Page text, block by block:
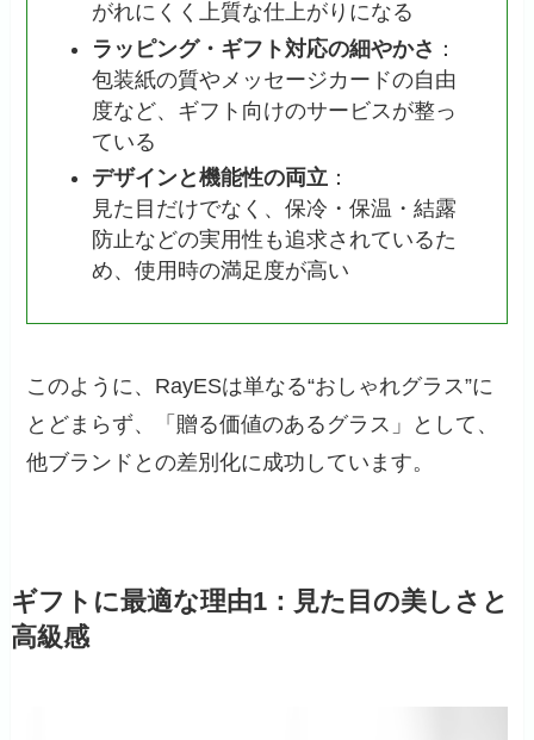
がれにくく上質な仕上がりになる
ラッピング・ギフト対応の細やかさ ：
包装紙の質やメッセージカードの自由
度など、ギフト向けのサービスが整っ
ている
デザインと機能性の両立 ：
見た目だけでなく、保冷・保温・結露
防止などの実用性も追求されているた
め、使用時の満足度が高い
このように、RayESは単なる“おしゃれグラス”に
とどまらず、「贈る価値のあるグラス」として、
他ブランドとの差別化に成功しています。
ギフトに最適な理由1：見た目の美しさと
高級感